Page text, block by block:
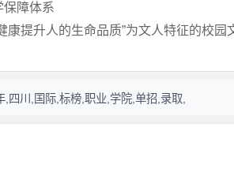
保障体系
康提升人的生命品质”为文人特征的校园
,四川,国际,标榜,职业,学院,单招,录取,